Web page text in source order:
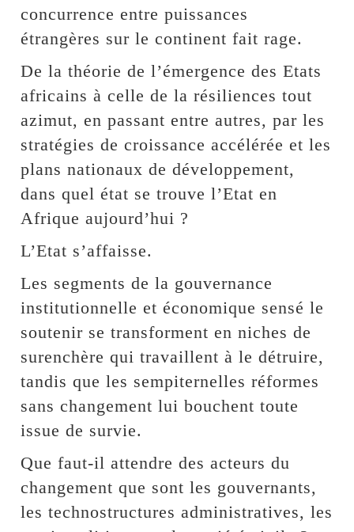
concurrence entre puissances
étrangères sur le continent fait rage.
De la théorie de l’émergence des Etats
africains à celle de la résiliences tout
azimut, en passant entre autres, par les
stratégies de croissance accélérée et les
plans nationaux de développement,
dans quel état se trouve l’Etat en
Afrique aujourd’hui ?
L’Etat s’affaisse.
Les segments de la gouvernance
institutionnelle et économique sensé le
soutenir se transforment en niches de
surenchère qui travaillent à le détruire,
tandis que les sempiternelles réformes
sans changement lui bouchent toute
issue de survie.
Que faut-il attendre des acteurs du
changement que sont les gouvernants,
les technostructures administratives, les